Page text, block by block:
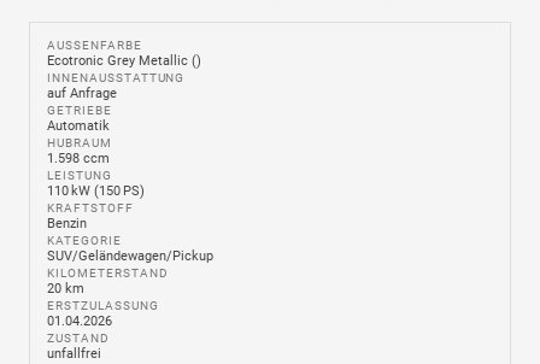
AUSSENFARBE
Ecotronic Grey Metallic ()
INNENAUSSTATTUNG
auf Anfrage
GETRIEBE
Automatik
HUBRAUM
1.598 ccm
LEISTUNG
110 kW (150 PS)
KRAFTSTOFF
Benzin
KATEGORIE
SUV/Geländewagen/Pickup
KILOMETERSTAND
20 km
ERSTZULASSUNG
01.04.2026
ZUSTAND
unfallfrei